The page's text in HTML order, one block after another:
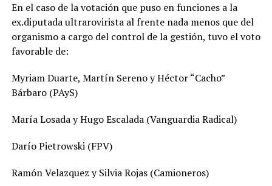
En el caso de la votación que puso en funciones a la
ex.diputada ultrarovirista al frente nada menos que del
organismo a cargo del control de la gestión, tuvo el voto
favorable de:
Myriam Duarte, Martín Sereno y Héctor “Cacho”
Bárbaro (PAyS)
María Losada y Hugo Escalada (Vanguardia Radical)
Darío Pietrowski (FPV)
Ramón Velazquez y Silvia Rojas (Camioneros)